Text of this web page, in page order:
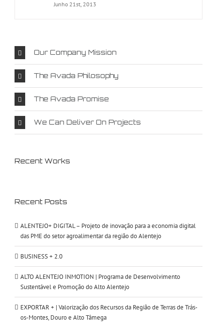
Junho 21st, 2013
Our Company Mission
The Avada Philosophy
The Avada Promise
We Can Deliver On Projects
Recent Works
Recent Posts
ALENTEJO+ DIGITAL – Projeto de inovação para a economia digital
das PME do setor agroalimentar da região do Alentejo
BUSINESS + 2.0
ALTO ALENTEJO INMOTION | Programa de Desenvolvimento
Sustentável e Promoção do Alto Alentejo
EXPORTAR + | Valorização dos Recursos da Região de Terras de Trás-
os-Montes, Douro e Alto Tâmega